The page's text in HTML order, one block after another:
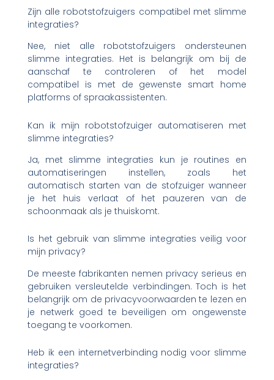
Zijn alle robotstofzuigers compatibel met slimme
integraties?
Nee, niet alle robotstofzuigers ondersteunen
slimme integraties. Het is belangrijk om bij de
aanschaf te controleren of het model
compatibel is met de gewenste smart home
platforms of spraakassistenten.
Kan ik mijn robotstofzuiger automatiseren met
slimme integraties?
Ja, met slimme integraties kun je routines en
automatiseringen instellen, zoals het
automatisch starten van de stofzuiger wanneer
je het huis verlaat of het pauzeren van de
schoonmaak als je thuiskomt.
Is het gebruik van slimme integraties veilig voor
mijn privacy?
De meeste fabrikanten nemen privacy serieus en
gebruiken versleutelde verbindingen. Toch is het
belangrijk om de privacyvoorwaarden te lezen en
je netwerk goed te beveiligen om ongewenste
toegang te voorkomen.
Heb ik een internetverbinding nodig voor slimme
integraties?